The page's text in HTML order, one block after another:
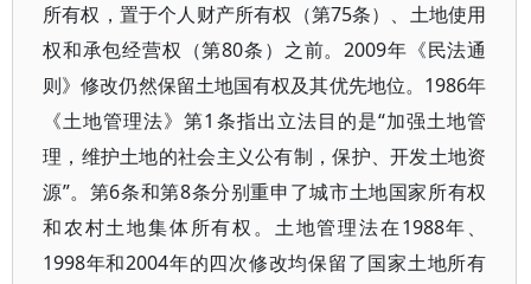
所有权，置于个人财产所有权（第75条）、土地使用
权和承包经营权（第80条）之前。2009年《民法通
则》修改仍然保留土地国有权及其优先地位。1986年
《土地管理法》第1条指出立法目的是“加强土地管
理，维护土地的社会主义公有制，保护、开发土地资
源”。第6条和第8条分别重申了城市土地国家所有权
和农村土地集体所有权。土地管理法在1988年、
1998年和2004年的四次修改均保留了国家土地所有